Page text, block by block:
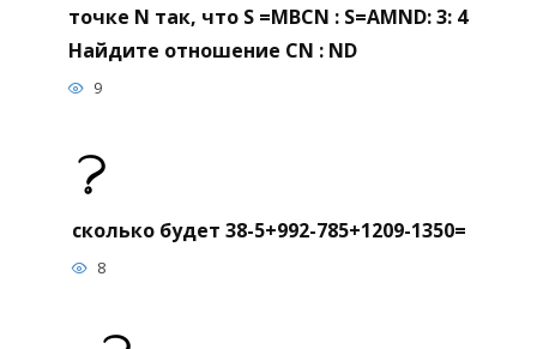
точке N так, что S =MBCN : S=AMND: 3: 4
Найдите отношение CN : ND
9
сколько будет 38-5+992-785+1209-1350=
8